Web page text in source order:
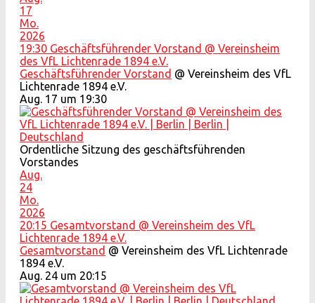
17
Mo.
2026
19:30 Geschäftsführender Vorstand @ Vereinsheim
des VfL Lichtenrade 1894 e.V.
Geschäftsführender Vorstand @ Vereinsheim des VfL
Lichtenrade 1894 e.V.
Aug. 17 um 19:30
Ordentliche Sitzung des geschäftsführenden
Vorstandes
Aug.
24
Mo.
2026
20:15 Gesamtvorstand @ Vereinsheim des VfL
Lichtenrade 1894 e.V.
Gesamtvorstand @ Vereinsheim des VfL Lichtenrade
1894 e.V.
Aug. 24 um 20:15